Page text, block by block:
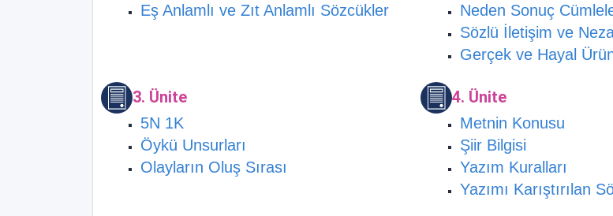
Eş Anlamlı ve Zıt Anlamlı Sözcükler
Neden Sonuç
Sözlü İletişim ve
Gerçek ve Hayal
3. Ünite
5N 1K
Öykü Unsurları
Olayların Oluş Sırası
4. Ünite
Metnin Konusu
Şiir Bilgisi
Yazım Kuralları
Yazımı Karıştırılan